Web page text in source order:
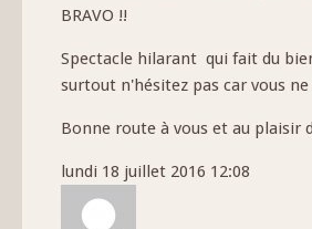
BRAVO !!
Spectacle hilarant qui fait du
surtout n'hésitez pas car vous ne
Bonne route à vous et au plaisir
lundi 18 juillet 2016 12:08